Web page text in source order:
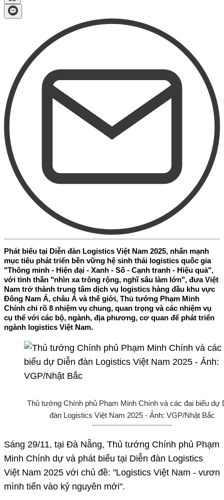
Phát biểu tại Diễn đàn Logistics Việt Nam 2025, nhấn mạnh
mục tiêu phát triển bền vững hệ sinh thái logistics quốc gia
"Thông minh - Hiện đại - Xanh - Số - Cạnh tranh - Hiệu quả",
với tinh thần "nhìn xa trông rộng, nghĩ sâu làm lớn", đưa Việt
Nam trở thành trung tâm dịch vụ logistics hàng đầu khu vực
Đông Nam Á, châu Á và thế giới, Thủ tướng Phạm Minh
Chính chỉ rõ 8 nhiệm vụ chung, quan trọng và các nhiệm vụ
cụ thể với các bộ, ngành, địa phương, cơ quan để phát triển
ngành logistics Việt Nam.
Thủ tướng Chính phủ Phạm Minh Chính và các đại biểu dự
đàn Logistics Việt Nam 2025 - Ảnh: VGP/Nhật Bắc
Sáng 29/11, tại Đà Nẵng, Thủ tướng Chính phủ Phạm
Minh Chính dự và phát biểu tại Diễn đàn Logistics
Việt Nam 2025 với chủ đề: "Logistics Việt Nam - vươn
mình tiến vào kỷ nguyên mới".